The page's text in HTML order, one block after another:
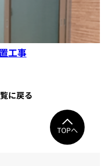
工事
に戻る
TOPへ